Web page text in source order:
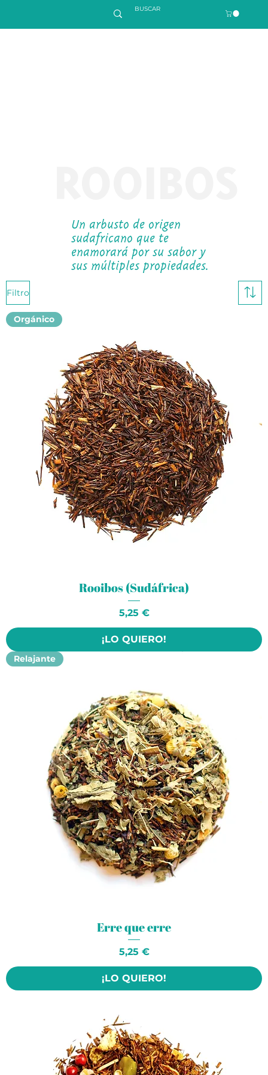
Filtro
Orgánico
Rooibos (Sudáfrica)
Precio
5,25 €
¡LO QUIERO!
Relajante
Erre que erre
Precio
5,25 €
¡LO QUIERO!
Un arbusto de origen
sudafricano que te
enamorará por su sabor y
sus múltiples propiedades.